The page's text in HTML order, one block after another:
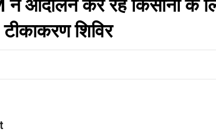
ने आंदोलन कर रहे किसानों के
शिविर